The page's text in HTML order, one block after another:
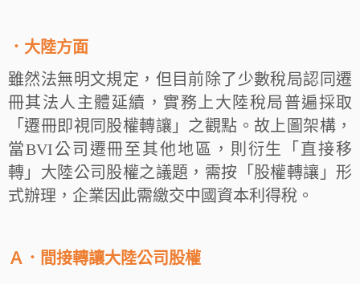
．大陸方面
雖然法無明文規定，但目前除了少數稅局認同遷
冊其法人主體延續，實務上大陸稅局普遍採取
「遷冊即視同股權轉讓」之觀點。故上圖架構，
當BVI公司遷冊至其他地區，則衍生「直接移
轉」大陸公司股權之議題，需按「股權轉讓」形
式辦理，企業因此需繳交中國資本利得稅。
Ａ．間接轉讓大陸公司股權